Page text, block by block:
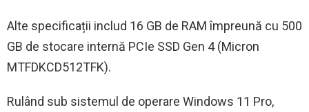
Alte specificații includ 16 GB de RAM împreună cu 500
GB de stocare internă PCIe SSD Gen 4 (Micron
MTFDKCD512TFK).
Rulând sub sistemul de operare Windows 11 Pro,